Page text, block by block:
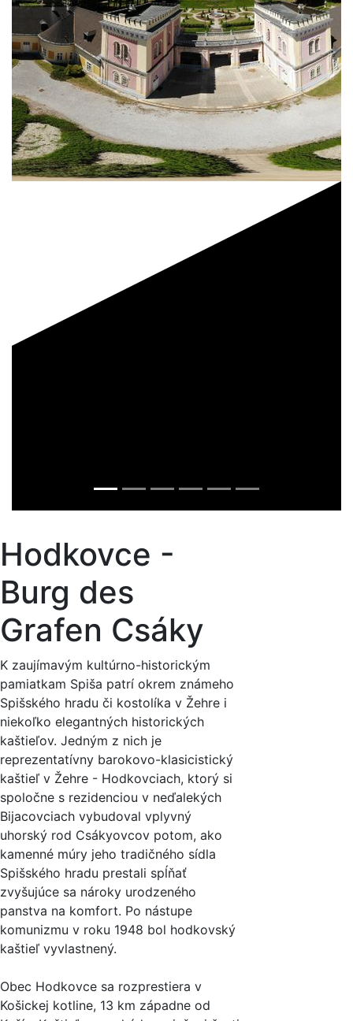
Hodkovce -
Burg des
Grafen Csáky
K zaujímavým kultúrno-historickým
pamiatkam Spiša patrí okrem známeho
Spišského hradu či kostolíka v Žehre i
niekoľko elegantných historických
kaštieľov. Jedným z nich je
reprezentatívny barokovo-klasicistický
kaštieľ v Žehre - Hodkovciach, ktorý si
spoločne s rezidenciou v neďalekých
Bijacovciach vybudoval vplyvný
uhorský rod Csákyovcov potom, ako
kamenné múry jeho tradičného sídla
Spišského hradu prestali spĺňať
zvyšujúce sa nároky urodzeného
panstva na komfort. Po nástupe
komunizmu v roku 1948 bol hodkovský
kaštieľ vyvlastnený.
Obec Hodkovce sa rozprestiera v
Košickej kotline, 13 km západne od